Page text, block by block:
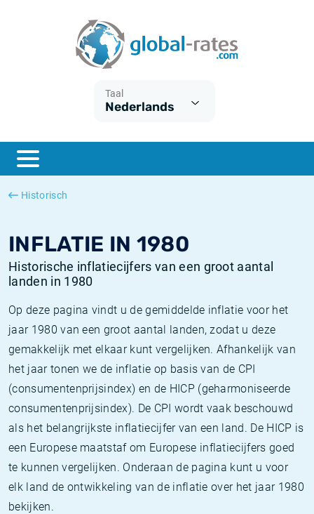
Taal
Nederlands
Historisch
INFLATIE IN 1980
Historische inflatiecijfers van een groot aantal
landen in 1980
Op deze pagina vindt u de gemiddelde inflatie voor het
jaar 1980 van een groot aantal landen, zodat u deze
gemakkelijk met elkaar kunt vergelijken. Afhankelijk van
het jaar tonen we de inflatie op basis van de CPI
(consumentenprijsindex) en de HICP (geharmoniseerde
consumentenprijsindex). De CPI wordt vaak beschouwd
als het belangrijkste inflatiecijfer van een land. De HICP is
een Europese maatstaf om Europese inflatiecijfers goed
te kunnen vergelijken. Onderaan de pagina kunt u voor
elk land de ontwikkeling van de inflatie over het jaar 1980
bekijken.
ESTER
SONIA
Wat is CPI inflatie?
Wat is HICP inflatie?
Nederlandse inflatie - CPI
Amerikaanse inflatie - CPI
Euribor historie
SOFR historie
TONAR historie
Inflatiecalculator